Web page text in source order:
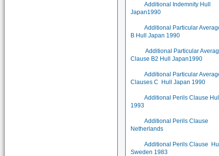
Additional Indemnity Hull
Japan1990
Additional Particular
B Hull Japan 1990
Additional Particular
Clause B2 Hull Japan1990
Additional Particular
Clauses C Hull Japan 1990
Additional Perils Clause
1993
Additional Perils Clause
Netherlands
Additional Perils Clause
Sweden 1983